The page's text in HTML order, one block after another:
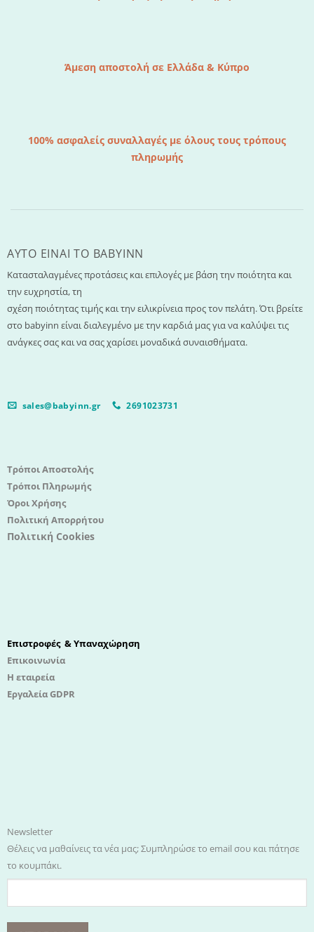
Άμεση αποστολή σε Ελλάδα & Κύπρο
100% ασφαλείς συναλλαγές με όλους τους τρόπους
πληρωμής
AYTO EINAI TO ΒΑΒΥΙΝΝ
Κατασταλαγμένες προτάσεις και επιλογές με βάση την ποιότητα και
την ευχρηστία, τη
σχέση ποιότητας τιμής και την ειλικρίνεια προς τον πελάτη. Ότι βρείτε
στο babyinn είναι διαλεγμένο με την καρδιά μας για να καλύψει τις
ανάγκες σας και να σας χαρίσει μοναδικά συναισθήματα.
sales@babyinn.gr 2691023731
Τρόποι Αποστολής
Τρόποι Πληρωμής
Όροι Χρήσης
Πολιτική Απορρήτου
Πολιτική Cookies
Επιστροφές & Υπαναχώρηση
Επικοινωνία
Η εταιρεία
Εργαλεία GDPR
Newsletter
Θέλεις να μαθαίνεις τα νέα μας; Συμπληρώσε το email σου και πάτησε
το κουμπάκι.